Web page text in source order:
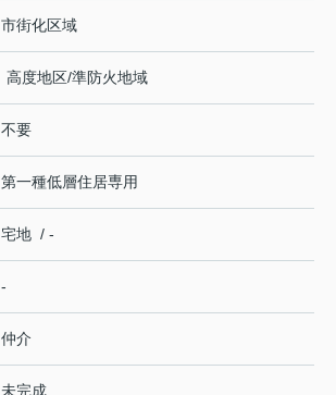
市街化区域
高度地区/準防火地域
不要
第一種低層住居専用
宅地 / -
-
仲介
未完成